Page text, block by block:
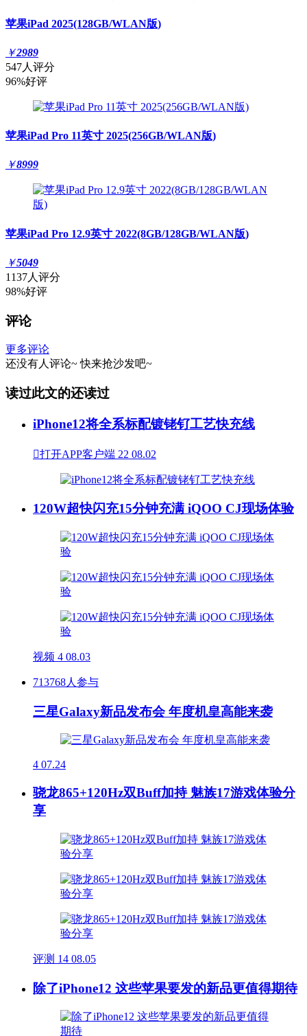
苹果iPad 2025(128GB/WLAN版)
￥2989
547人评分
96%好评
苹果iPad Pro 11英寸 2025(256GB/WLAN版)
￥8999
苹果iPad Pro 12.9英寸 2022(8GB/128GB/WLAN版)
￥5049
1137人评分
98%好评
评论
更多评论
还没有人评论~ 快来抢沙发吧~
读过此文的还读过
iPhone12将全系标配镀铑钌工艺快充线
打开APP客户端 22 08.02
120W超快闪充15分钟充满 iQOO CJ现场体验
视频 4 08.03
713768人参与
三星Galaxy新品发布会 年度机皇高能来袭
4 07.24
骁龙865+120Hz双Buff加持 魅族17游戏体验分
享
评测 14 08.05
除了iPhone12 这些苹果要发的新品更值得期待